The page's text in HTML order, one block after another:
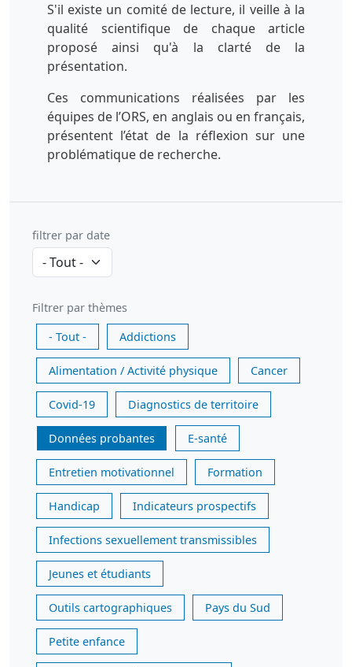
S'il existe un comité de lecture, il veille à la
qualité scientifique de chaque article
proposé ainsi qu'à la clarté de la
présentation.
Ces communications réalisées par les
équipes de l’ORS, en anglais ou en français,
présentent l’état de la réflexion sur une
problématique de recherche.
filtrer par date
Filtrer par thèmes
- Tout -
Addictions
Alimentation / Activité physique Cancer
Covid-19 Diagnostics de territoire
Données probantes E-santé
Entretien motivationnel Formation
Handicap Indicateurs prospectifs
Infections sexuellement transmissibles
Jeunes et étudiants
Outils cartographiques Pays du Sud
Petite enfance